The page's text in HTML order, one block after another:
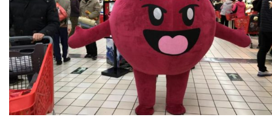
cerezas
en
China
recibe
prestigioso
premio
internacional